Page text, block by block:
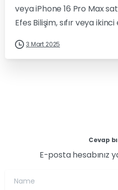
veya iPhone 16 Pro Max
Efes Bilişim, sıfır veya
3 Mart 2025
Cevap
E-posta hesabınız
Name